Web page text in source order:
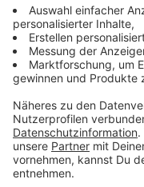
Daten
Nutzung
Er will der "Peanut